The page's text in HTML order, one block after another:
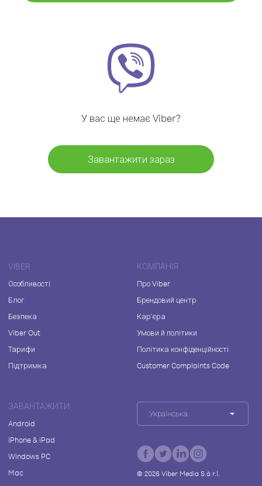
У вас ще немає Viber?
Завантажити зараз
VIBER
Особливості
Блог
Безпека
Viber Out
Тарифи
Підтримка
КОМПАНІЯ
Про Viber
Брендовий центр
Кар'єра
Умови й політики
Політика конфіденційності
Customer Complaints Code
ЗАВАНТАЖИТИ
Android
iPhone & iPad
Windows PC
Mac
Українська
© 2026Viber Media S.à r.l.